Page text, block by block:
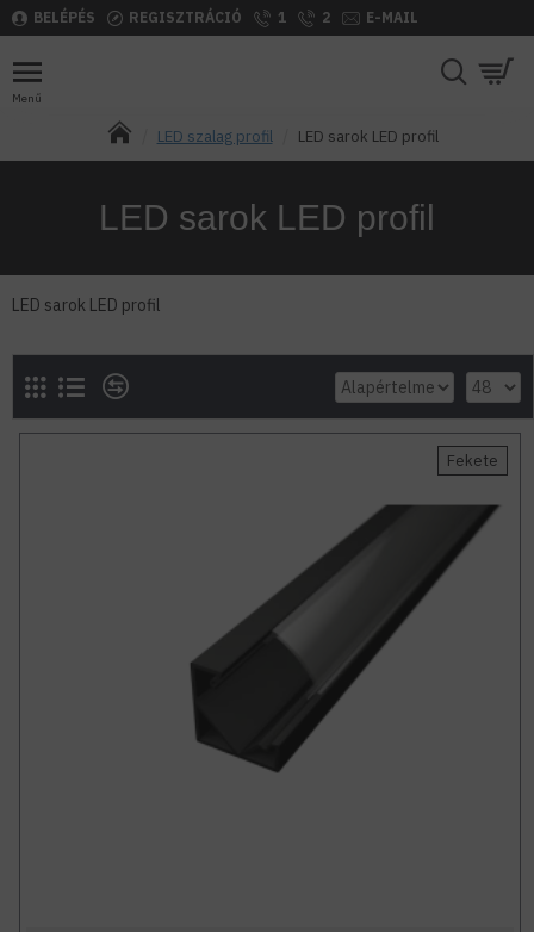
BELÉPÉS REGISZTRÁCIÓ 1 2 E-MAIL
LED szalag profil LED sarok LED profil
LED sarok LED profil
LED sarok LED profil
Fekete